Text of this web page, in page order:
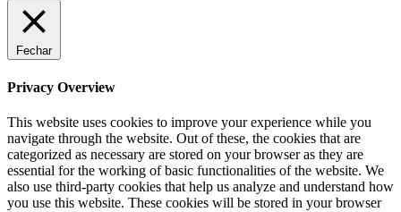
Fechar
Privacy Overview
This website uses cookies to improve your experience while you
navigate through the website. Out of these, the cookies that are
categorized as necessary are stored on your browser as they are
essential for the working of basic functionalities of the website. We
also use third-party cookies that help us analyze and understand how
you use this website. These cookies will be stored in your browser